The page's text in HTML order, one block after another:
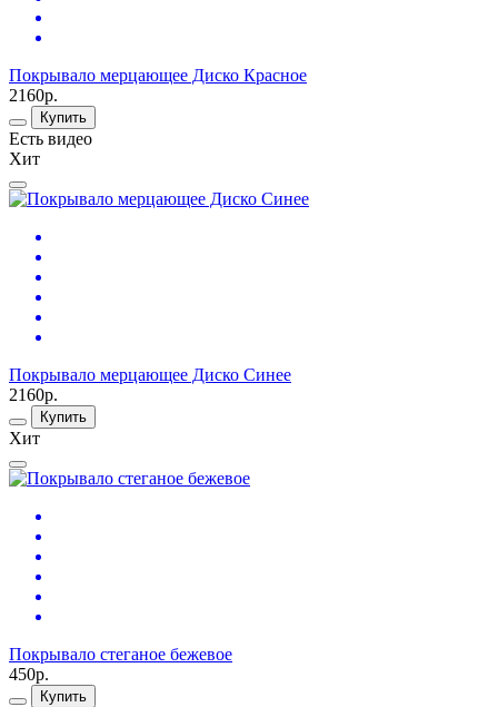
Покрывало мерцающее Диско Красное
2160р.
Купить
Есть видео
Хит
Покрывало мерцающее Диско Синее
2160р.
Купить
Хит
Покрывало стеганое бежевое
450р.
Купить